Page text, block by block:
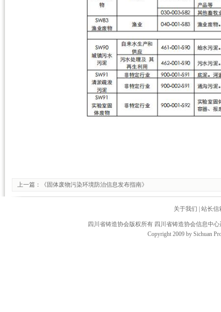
上一篇： 《固体废物污染环境防治信息发布指南》
关于我们 站长信
四川省铸造协会版权所有 四川省铸造协会信息中
Copyright 2009 by Sichuan